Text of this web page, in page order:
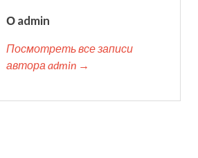
О admin
Посмотреть все записи
автора admin →